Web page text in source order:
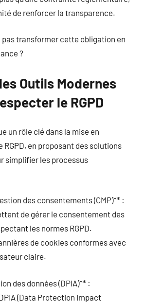
de renforcer la transparence.
pas transformer cette obligation en
?
Outils Modernes
le RGPD
un rôle clé dans la mise en
en proposant des solutions
simplifier les processus
des consentements (CMP)** :
de gérer le consentement des
les normes RGPD.
de cookies conformes avec
claire.
des données (DPIA)** :
(Data Protection Impact